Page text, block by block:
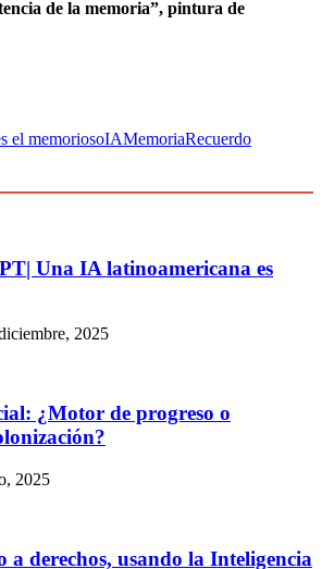
de la memoria”, pintura de
el memoriosoIAMemoriaRecuerdo
Una IA latinoamericana es
2025
¿Motor de progreso o
2025
a derechos, usando la Inteligencia